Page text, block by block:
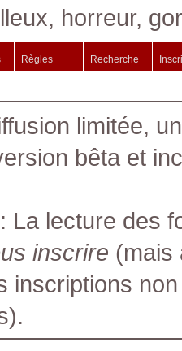
horreur,
Règles Recherche
limitée,
bêta et
: La lecture des
inscrire (mais
inscriptions